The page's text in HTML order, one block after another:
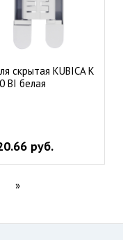
скрытая KUBICA K
BI белая
руб.
»